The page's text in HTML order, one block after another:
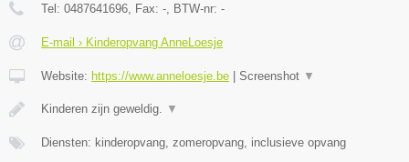
Tel: 0487641696 , Fax: - , BTW-nr: -
E-mail › Kinderopvang AnneLoesje
Website: https://www.anneloesje.be Screenshot ▼
Kinderen zijn geweldig. ▼
Diensten: kinderopvang, zomeropvang, inclusieve opvang